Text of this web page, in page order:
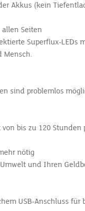
Akkus (kein
allen Seiten
Superflux-LEDs
Mensch.
sind problemlos
bis zu 120
nötig
und Ihren
USB-Anschluss für